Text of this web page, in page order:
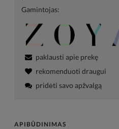
Gamintojas:
paklausti apie prekę
rekomenduoti draugui
pridėti savo apžvalgą
APIBŪDINIMAS